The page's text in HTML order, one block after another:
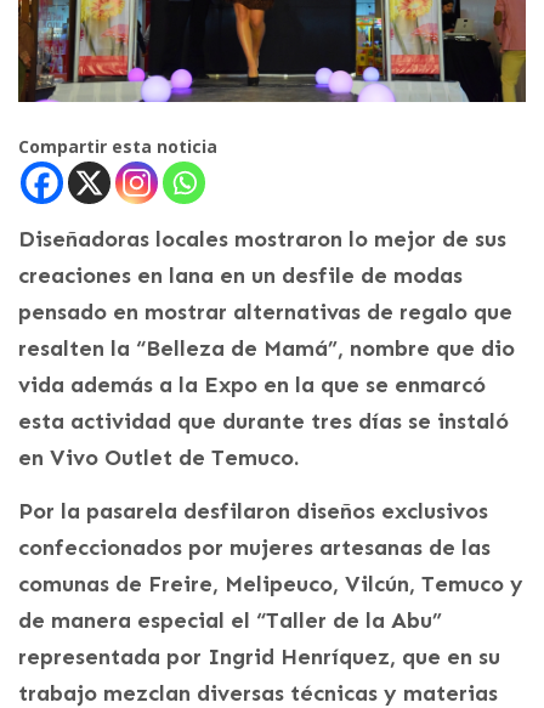
Compartir esta noticia
Diseñadoras locales mostraron lo mejor de sus
creaciones en lana en un desfile de modas
pensado en mostrar alternativas de regalo que
resalten la “Belleza de Mamá”, nombre que dio
vida además a la Expo en la que se enmarcó
esta actividad que durante tres días se instaló
en Vivo Outlet de Temuco.
Por la pasarela desfilaron diseños exclusivos
confeccionados por mujeres artesanas de las
comunas de Freire, Melipeuco, Vilcún, Temuco y
de manera especial el “Taller de la Abu”
representada por Ingrid Henríquez, que en su
trabajo mezclan diversas técnicas y materias